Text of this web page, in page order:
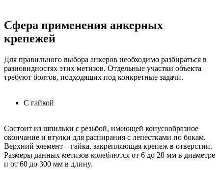
Сфера применения анкерных
крепежей
Для правильного выбора анкеров необходимо разбираться в
разновидностях этих метизов. Отдельные участки объекта
требуют болтов, подходящих под конкретные задачи.
С гайкой
Состоит из шпильки с резьбой, имеющей конусообразное
окончание и втулки для распирания с лепестками по бокам.
Верхний элемент – гайка, закрепляющая крепеж в отверстии.
Размеры данных метизов колеблются от 6 до 28 мм в диаметре
и от 60 до 300 мм в длину.